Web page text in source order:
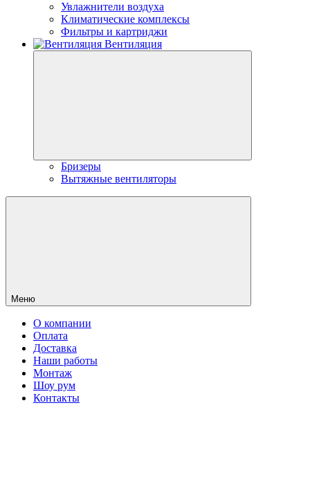
Увлажнители воздуха
Климатические комплексы
Фильтры и картриджи
Вентиляция
Бризеры
Вытяжные вентиляторы
Меню
О компании
Оплата
Доставка
Наши работы
Монтаж
Шоу рум
Контакты